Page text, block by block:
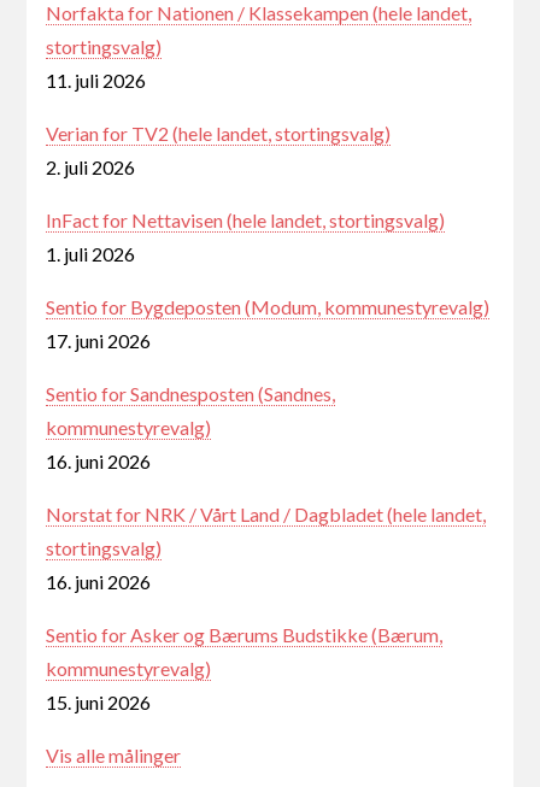
Norfakta for Nationen / Klassekampen (hele landet,
stortingsvalg)
11. juli 2026
Verian for TV2 (hele landet, stortingsvalg)
2. juli 2026
InFact for Nettavisen (hele landet, stortingsvalg)
1. juli 2026
Sentio for Bygdeposten (Modum, kommunestyrevalg)
17. juni 2026
Sentio for Sandnesposten (Sandnes,
kommunestyrevalg)
16. juni 2026
Norstat for NRK / Vårt Land / Dagbladet (hele landet,
stortingsvalg)
16. juni 2026
Sentio for Asker og Bærums Budstikke (Bærum,
kommunestyrevalg)
15. juni 2026
Vis alle målinger